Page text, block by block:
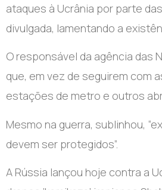
ataques à Ucrânia por parte
divulgada, lamentando a
O responsável da agência das
que, em vez de seguirem com
estações de metro e outros
Mesmo na guerra, sublinhou,
devem ser protegidos”.
A Rússia lançou hoje contra a